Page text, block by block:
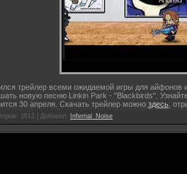
трейлер всеми ожидаемой игры для айфонов
новую песню Linkin Park - "Blackbirds".
30 апреля. Скачать трейлер можно здесь ,
: 2612 | Добавил: Infernal_Noise